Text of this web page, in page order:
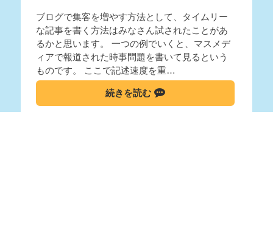
ブログで集客を増やす方法として、タイムリー
な記事を書く方法はみなさん試されたことがあ
るかと思います。 一つの例でいくと、マスメデ
ィアで報道された時事問題を書いて見るという
ものです。 ここで記述速度を重…
続きを読む